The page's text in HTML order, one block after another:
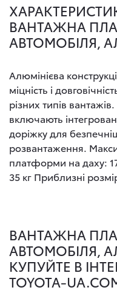
ВАНТАЖНА
АВТОМОБІЛЯ,
Алюмінієва
міцність і
різних типів
включають
доріжку для
розвантаження.
платформи на даху:
35 кг Приблизні
ВАНТАЖНА
АВТОМОБІЛЯ,
КУПУЙТЕ В
TOYOTA-